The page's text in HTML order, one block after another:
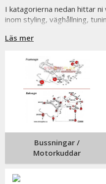
I katagorierna nedan hittar
inom styling, väghållning,
Är det något som du
Till Nissan Skyline R34 GTR.
Läs mer
Bussningar /
Motorkuddar